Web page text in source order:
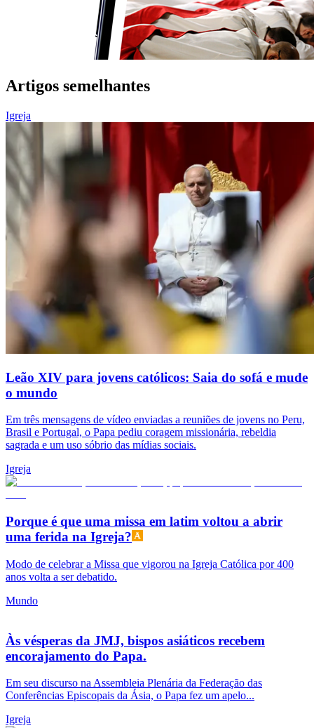
Artigos semelhantes
Igreja
Leão XIV para jovens católicos: Saia do sofá e mude
o mundo
Em três mensagens de vídeo enviadas a reuniões de jovens no Peru,
Brasil e Portugal, o Papa pediu coragem missionária, rebeldia
sagrada e um uso sóbrio das mídias sociais.
Igreja
Porque é que uma missa em latim voltou a abrir
uma ferida na Igreja?
Modo de celebrar a Missa que vigorou na Igreja Católica por 400
anos volta a ser debatido.
Mundo
Às vésperas da JMJ, bispos asiáticos recebem
encorajamento do Papa.
Em seu discurso na Assembleia Plenária da Federação das
Conferências Episcopais da Ásia, o Papa fez um apelo...
Igreja